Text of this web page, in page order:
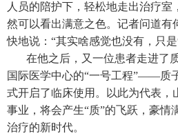
人员的陪护下，轻松地走出治疗室
然可以看出满意之色。记者问道有
快地说：“其实啥感觉也没有，只
在他之后，又一位患者走进了
国际医学中心的“一号工程”——质
式开启了临床使用。以此为代表，
事业，将会产生“质”的飞跃，豪情
治疗的新时代。